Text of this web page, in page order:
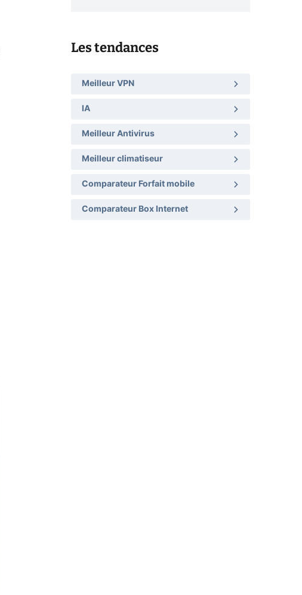
Les tendances
Meilleur VPN
IA
Meilleur Antivirus
Meilleur climatiseur
Comparateur Forfait mobile
Comparateur Box Internet